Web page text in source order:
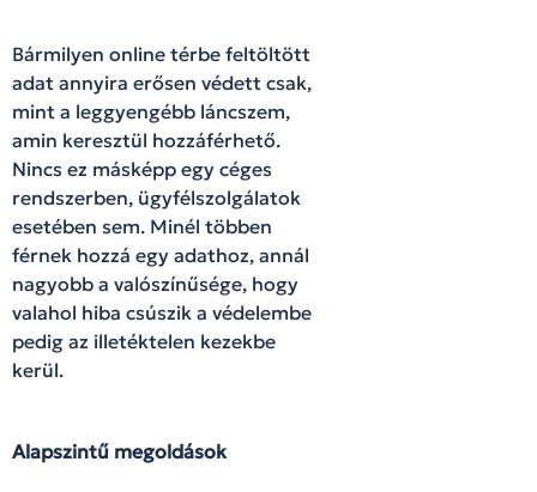
Bármilyen online térbe feltöltött
adat annyira erősen védett csak,
mint a leggyengébb láncszem,
amin keresztül hozzáférhető.
Nincs ez másképp egy céges
rendszerben, ügyfélszolgálatok
esetében sem. Minél többen
férnek hozzá egy adathoz, annál
nagyobb a valószínűsége, hogy
valahol hiba csúszik a védelembe
pedig az illetéktelen kezekbe
kerül.
Alapszintű megoldások